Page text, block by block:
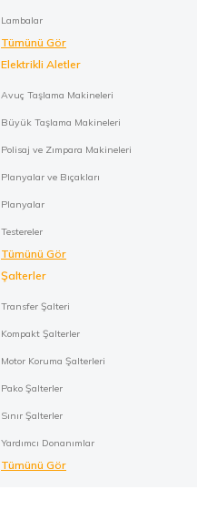
Lambalar
Tümünü Gör
Elektrikli Aletler
Avuç Taşlama Makineleri
Büyük Taşlama Makineleri
Polisaj ve Zımpara Makineleri
Planyalar ve Bıçakları
Planyalar
Testereler
Tümünü Gör
Şalterler
Transfer Şalteri
Kompakt Şalterler
Motor Koruma Şalterleri
Pako Şalterler
Sınır Şalterler
Yardımcı Donanımlar
Tümünü Gör